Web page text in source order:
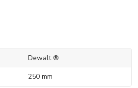
Dewalt ®
250 mm